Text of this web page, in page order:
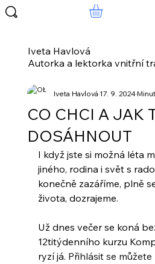
Iveta Havlová
Autorka a lektorka vnitřní
CO CHCI A JAK
DOSÁHNOUT
Iveta Havlová17. 9. 2024
I když jste si možná léta
jiného, rodina i svět s
konečně zazáříme, plně
života, dozrajeme.
Už dnes večer se koná
12titýdenního kurzu
ryzí já. Přihlásit se můžete